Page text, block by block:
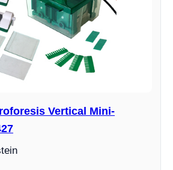
Vertical Mini-